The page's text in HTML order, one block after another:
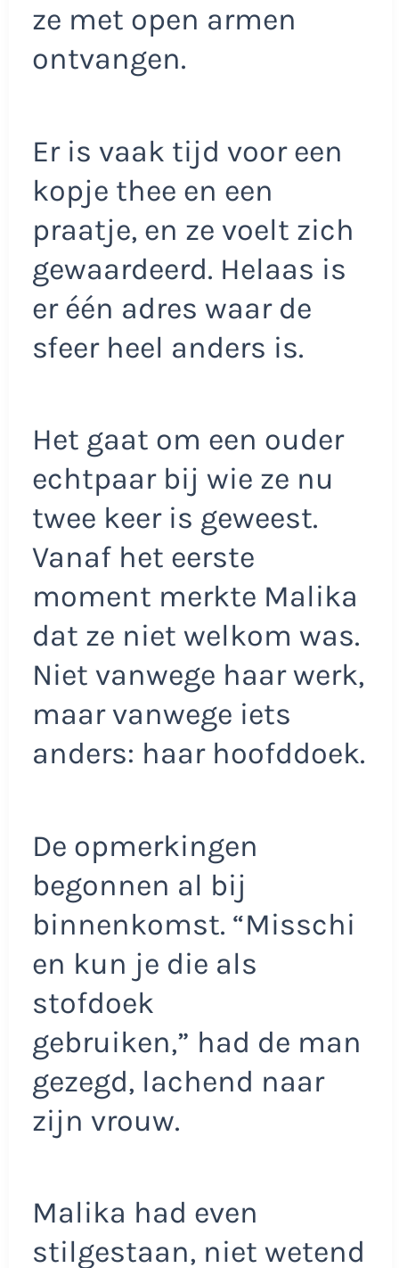
ze met open armen
ontvangen.
Er is vaak tijd voor een
kopje thee en een
praatje, en ze voelt zich
gewaardeerd. Helaas is
er één adres waar de
sfeer heel anders is.
Het gaat om een ouder
echtpaar bij wie ze nu
twee keer is geweest.
Vanaf het eerste
moment merkte Malika
dat ze niet welkom was.
Niet vanwege haar werk,
maar vanwege iets
anders: haar hoofddoek.
De opmerkingen
begonnen al bij
binnenkomst. “Misschi
en kun je die als
stofdoek
gebruiken,” had de man
gezegd, lachend naar
zijn vrouw.
Malika had even
stilgestaan, niet wetend